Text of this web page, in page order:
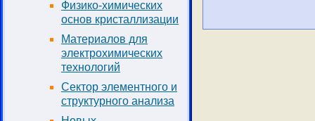
Физико-химических
основ кристаллизации
Материалов для
электрохимических
технологий
Сектор элементного и
структурного анализа